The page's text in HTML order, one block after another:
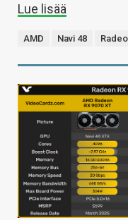
Lue lisää
AMD Navi 48